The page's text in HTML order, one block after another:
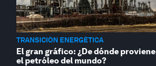
TRANSICIÓN ENERGÉTICA
El gran gráfico: ¿De dónde proviene
el petróleo del mundo?